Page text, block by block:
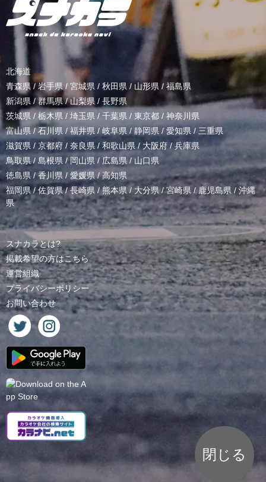
北海道
青森県 / 岩手県/ 宮城県 / 秋田県 / 山形県/ 福島県
新潟県 /群馬県/山梨県 / 長野県
茨城県 / 栃木県 / 埼玉県 / 千葉県 / 東京都 / 神奈川県
富山県 /石川県/福井県/岐阜県 / 静岡県 / 愛知県 / 三重県
滋賀県 / 京都府 / 奈良県 / 和歌山県/ 大阪府 /兵庫県
鳥取県/ 島根県 /岡山県/ 広島県 / 山口県
徳島県 /香川県 / 愛媛県/高知県
福岡県/佐賀県/長崎県 /熊本県/ 大分県/宮崎県 /鹿児島県 / 沖縄
県
スナカラとは?
掲載希望の方はこちら
運営組織
プライバシーポリシー
お問い合わせ
閉じる